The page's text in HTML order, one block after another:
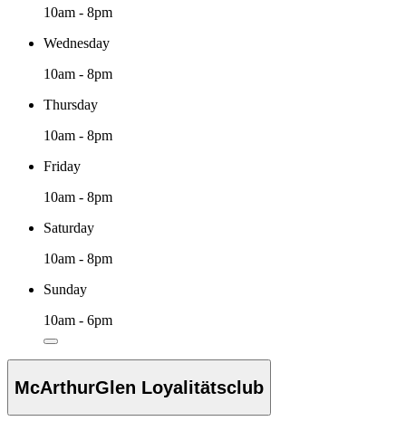
10am - 8pm
Wednesday
10am - 8pm
Thursday
10am - 8pm
Friday
10am - 8pm
Saturday
10am - 8pm
Sunday
10am - 6pm
McArthurGlen Loyalitätsclub